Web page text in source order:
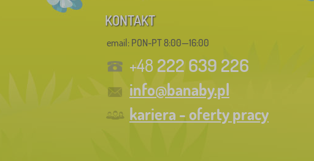
KONTAKT
email: PON-PT 8:00—16:00
+48222 639 226
info@banaby.pl
kariera - oferty pracy